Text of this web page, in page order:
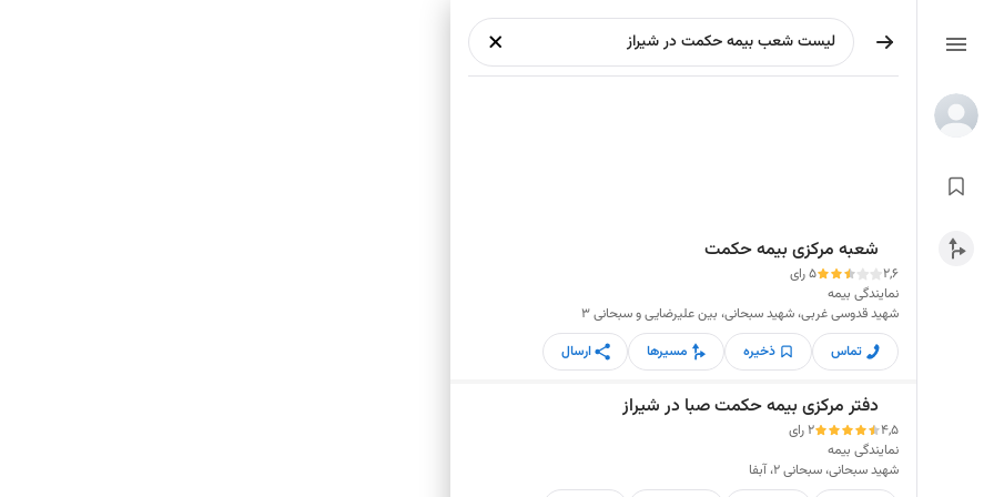
شعبه مرکزی بیمه حکمت
2,6
5 رای
نمایندگی بیمه
شهید قدوسی غربی، شهید سبحانی، بین علیرضایی و سبحانی 3
تماس
ذخیره مسیرها ارسال
دفتر مرکزی بیمه حکمت صبا در شیراز
4,5
2 رای
نمایندگی بیمه
شهید سبحانی، سبحانی 2، آبفا